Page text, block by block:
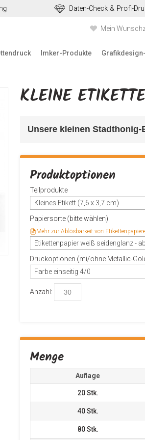
Daten-Check & Profi-
Mein
Imker-Produkte
KLEINE
Unsere kleinen
Produktoptionen
Teilprodukte
Kleines Etikett (7,6 x 3,7 cm)
Papiersorte (bitte wählen)
Mehr zur Ablösbarkeit von
Etikettenpapier weiß seidenglanz -
Druckoptionen (mi/ohne Metallic-
Farbe einseitig 4/0
Anzahl:
Menge
Auflage
20Stk.
40Stk.
80Stk.